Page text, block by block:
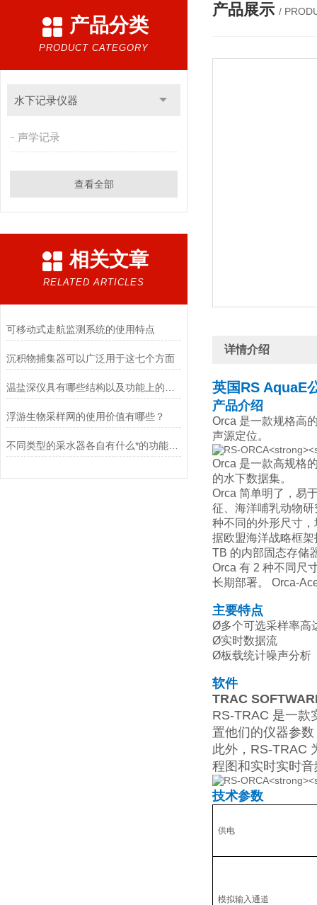
产品分类
PRODUCT CATEGORY
水下记录仪器
声学记录
查看全部
相关文章
RELATED ARTICLES
可移动式走航监测系统的使用特点
沉积物捕集器可以广泛用于这七个方面
浮游生物采样网的使用价值有哪些？
不同类型的采水器各自有什么*的功能优势？
产品展示 /
详情介绍
英国RS
产品介绍
Orca 是一款规格高
声源定位。
Orca 是一款高规格
的水下数据集。
Orca 简单明了，易
征、海洋哺乳动物
种不同的外形尺寸
据欧盟海洋战略框
TB 的内部固态存储
Orca 有 2 种不同尺
长期部署。 Orca-
主要特点
Ø多个可选采样率高
Ø实时数据流
Ø板载统计噪声分析
软件
TRAC
RS-TRAC 是一款
置他们的仪器参
此外，RS-TRAC
程图和实时实时
技术参数
供电
模拟输入通道